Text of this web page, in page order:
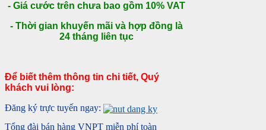
- Giá cước trên chưa bao gồm 10% VAT
- Thời gian khuyến mãi và hợp đồng là
24 tháng liên tục
Để biết thêm thông tin chi tiết, Quý
khách vui lòng:
Đăng ký trực tuyến ngay:
Tổng đài bán hàng VNPT miễn phí toàn